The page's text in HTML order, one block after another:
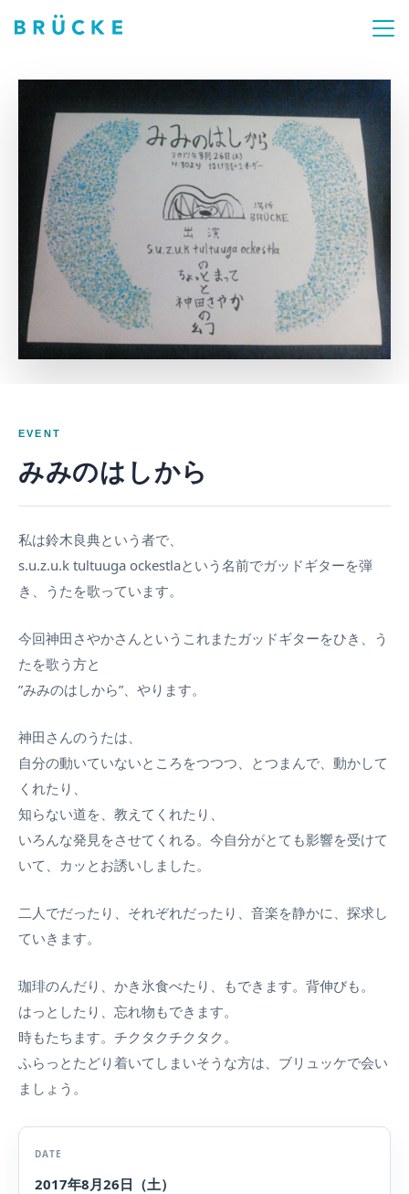
EVENT
みみのはしから
私は鈴木良典という者で、
s.u.z.u.k tultuuga ockestlaという名前でガッドギターを弾
き、うたを歌っています。
今回神田さやかさんというこれまたガッドギターをひき、う
たを歌う方と
”みみのはしから”、やります。
神田さんのうたは、
自分の動いていないところをつつつ、とつまんで、動かして
くれたり、
知らない道を、教えてくれたり、
いろんな発見をさせてくれる。今自分がとても影響を受けて
いて、カッとお誘いしました。
二人でだったり、それぞれだったり、音楽を静かに、探求し
ていきます。
珈琲のんだり、かき氷食べたり、もできます。背伸びも。
はっとしたり、忘れ物もできます。
時もたちます。チクタクチクタク。
ふらっとたどり着いてしまいそうな方は、ブリュッケで会い
ましょう。
DATE
2017年8月26日（土）